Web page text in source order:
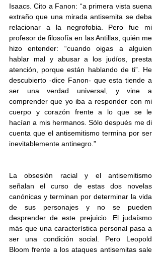
Isaacs. Cito a Fanon: “a primera vista suena
extraño que una mirada antisemita se deba
relacionar a la negrofobia. Pero fue mi
profesor de filosofía en las Antillas, quién me
hizo entender: “cuando oigas a alguien
hablar mal y abusar a los judíos, presta
atención, porque están hablando de ti”. He
descubierto -dice Fanon- que esta tiende a
ser una verdad universal, y vine a
comprender que yo iba a responder con mi
cuerpo y corazón frente a lo que se le
hacían a mis hermanos. Sólo después me di
cuenta que el antisemitismo termina por ser
inevitablemente antinegro.”
La obsesión racial y el antisemitismo
señalan el curso de estas dos novelas
canónicas y terminan por determinar la vida
de sus personajes y no se pueden
desprender de este prejuicio. El judaísmo
más que una característica personal pasa a
ser una condición social. Pero Leopold
Bloom frente a los ataques antisemitas sale